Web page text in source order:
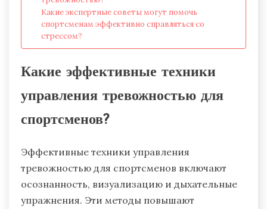
Какие экспертные советы могут помочь
спортсменам эффективно справляться со
стрессом?
Какие эффективные техники
управления тревожностью для
спортсменов?
Эффективные техники управления
тревожностью для спортсменов включают
осознанность, визуализацию и дыхательные
упражнения. Эти методы повышают